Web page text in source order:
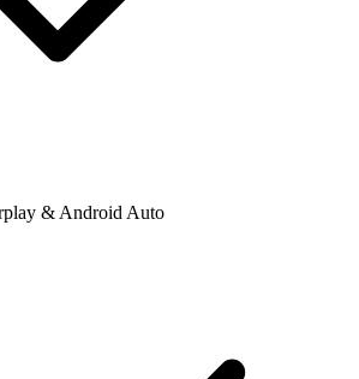
& Android Auto